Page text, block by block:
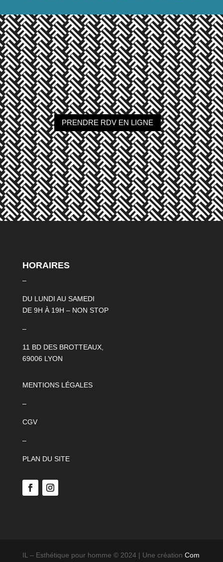
PRENDRE RDV EN LIGNE
HORAIRES
–
DU LUNDI AU SAMEDI
DE 9H À 19H – NON STOP
–
11 BD DES BROTTEAUX,
69006 LYON
MENTIONS LÉGALES
–
CGV
–
PLAN DU SITE
IL – Esthétique pour homme © 2024 | Une création Com